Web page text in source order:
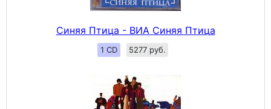
Синяя Птица - ВИА Синяя Птица
1 CD 5277 руб.